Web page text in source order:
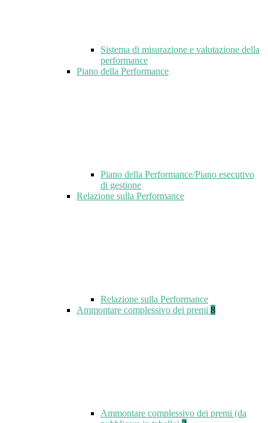
Sistema di misurazione e valutazione della
performance
Piano della Performance
Piano della Performance/Piano esecutivo
di gestione
Relazione sulla Performance
Relazione sulla Performance
Ammontare complessivo dei premi 8
Ammontare complessivo dei premi (da